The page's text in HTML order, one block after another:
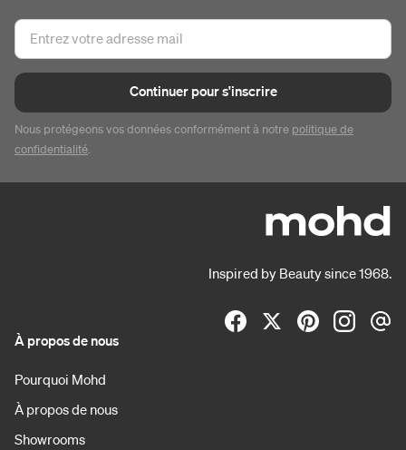
Continuer pour s'inscrire
Nous protégeons vos données conformément à notre politique de
confidentialité.
Inspired by Beauty since 1968.
À propos de nous
Pourquoi Mohd
À propos de nous
Showrooms